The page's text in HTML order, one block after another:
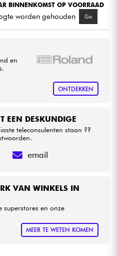
BINNENKOMST OP VOORRAAD
worden gehouden Go
en
ONTDEKKEN
VAN WINKELS IN
superstores en onze
MEER TE WETEN KOMEN
EEN DESKUNDIGE
teleconsulenten staan ??
email